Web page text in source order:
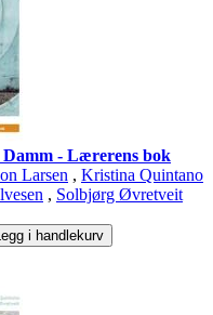
Damm - Lærerens bok
Larsen , Kristina Quintano
, Solbjørg Øvretveit
i handlekurv